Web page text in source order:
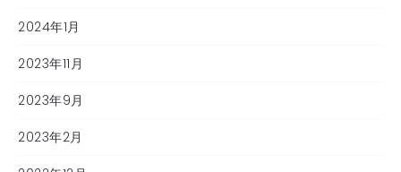
2024年1月
2023年11月
2023年9月
2023年2月